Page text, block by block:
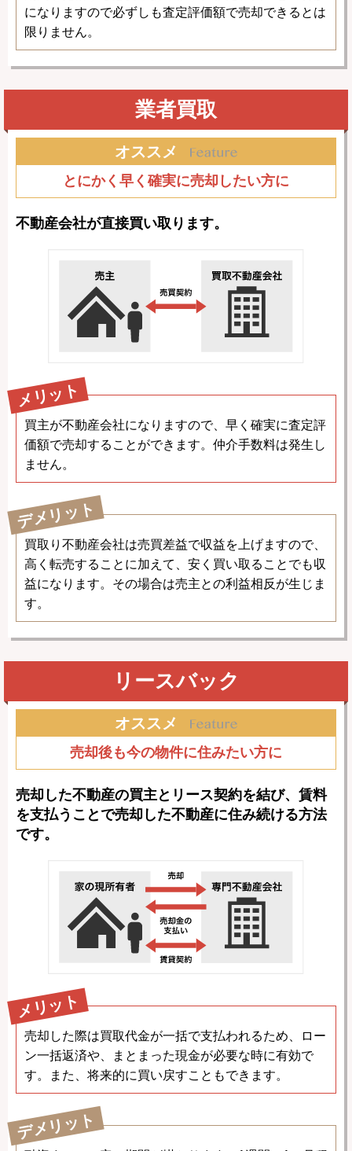
になりますので必ずしも査定評価額で売却できるとは
限りません。
業者買取
オススメ
とにかく早く確実に売却したい方に
不動産会社が直接買い取ります。
メリット
買主が不動産会社になりますので、早く確実に査定評
価額で売却することができます。仲介手数料は発生し
ません。
デメリット
買取り不動産会社は売買差益で収益を上げますので、
高く転売することに加えて、安く買い取ることでも収
益になります。その場合は売主との利益相反が生じま
す。
リースバック
オススメ
売却後も今の物件に住みたい方に
売却した不動産の買主とリース契約を結び、賃料
を支払うことで売却した不動産に住み続ける方法
です。
メリット
売却した際は買取代金が一括で支払われるため、ロー
ン一括返済や、まとまった現金が必要な時に有効で
す。また、将来的に買い戻すこともできます。
デメリット